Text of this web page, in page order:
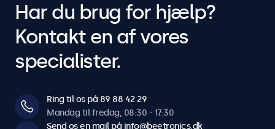
Har du brug for hjælp?
Kontakt en af vores
specialister.
Ring til os på 89 88 42 29
Mandag til fredag, 08:30 - 17:30
Send os en mail på info@beetronics.dk